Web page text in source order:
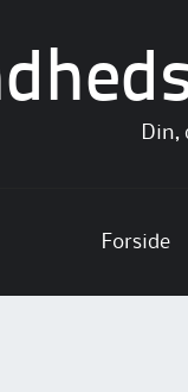
Din,
Forside